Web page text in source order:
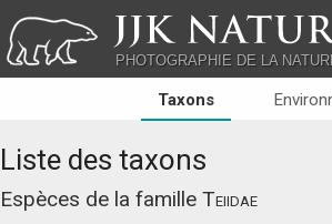
JJK
PHOTOGRAPHIE DE LA
Taxons
Liste des taxons
Espèces de la famille Teiidae